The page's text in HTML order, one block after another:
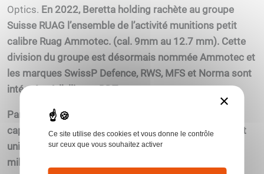
Optics. En 2022, Beretta holding rachète au groupe
Suisse RUAG l’ensemble de l’activité munitions petit
calibre Ruag Ammotec. (cal. 9mm au 12.7 mm). Cette
division du groupe est désormais nommée Ammotec et
les marques SwissP Defence, RWS, MFS et Norma sont
intégrées à l’alliance BDT.
Par cette alliance, les neuf sociétés combinent leurs
capacités techniques pour former un point de contact
unique, en rencontrant les besoins opérationnels des
militaires et policiers du monde entier.
×
Ce site utilise des cookies et vous donne le contrôle
sur ceux que vous souhaitez activer